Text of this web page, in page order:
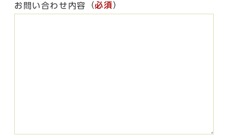
お問い合わせ内容 （必須）